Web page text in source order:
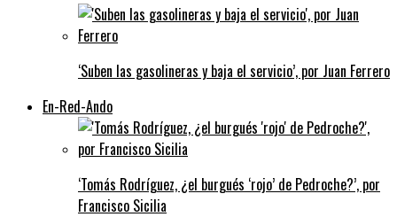
‘Suben las gasolineras y baja el servicio’, por Juan Ferrero
En-Red-Ando
‘Tomás Rodríguez, ¿el burgués ‘rojo’ de Pedroche?’, por
Francisco Sicilia